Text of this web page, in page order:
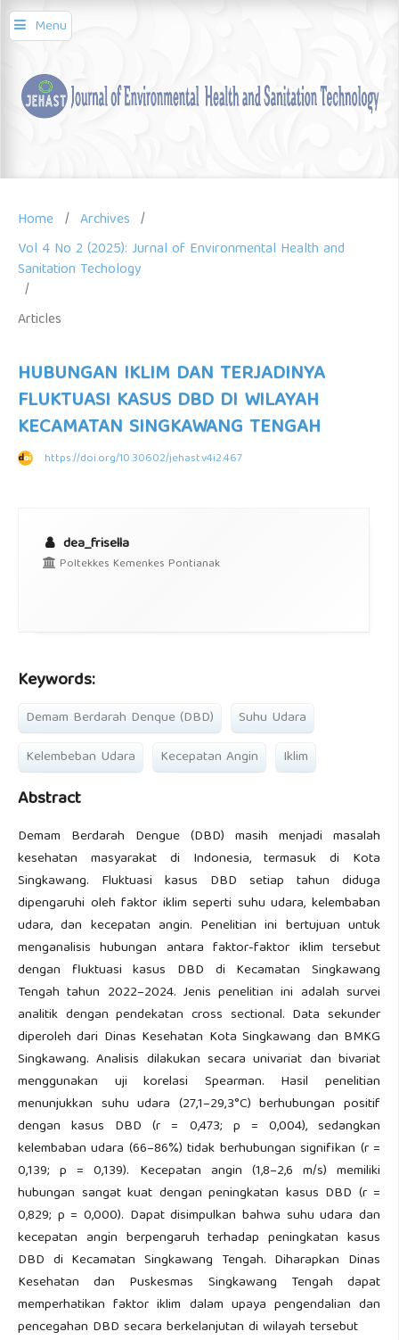
Menu
Home / Archives /
Vol 4 No 2 (2025): Jurnal of Environmental Health and
Sanitation Techology
/
Articles
HUBUNGAN IKLIM DAN TERJADINYA
FLUKTUASI KASUS DBD DI WILAYAH
KECAMATAN SINGKAWANG TENGAH
https://doi.org/10.30602/jehast.v4i2.467
dea_frisella
Poltekkes Kemenkes Pontianak
Keywords:
Demam Berdarah Denque (DBD)
Suhu Udara
Kelembeban Udara
Kecepatan Angin Iklim
Abstract
Demam Berdarah Dengue (DBD) masih menjadi masalah
kesehatan masyarakat di Indonesia, termasuk di Kota
Singkawang. Fluktuasi kasus DBD setiap tahun diduga
dipengaruhi oleh faktor iklim seperti suhu udara, kelembaban
udara, dan kecepatan angin. Penelitian ini bertujuan untuk
menganalisis hubungan antara faktor-faktor iklim tersebut
dengan fluktuasi kasus DBD di Kecamatan Singkawang
Tengah tahun 2022–2024. Jenis penelitian ini adalah survei
analitik dengan pendekatan cross sectional. Data sekunder
diperoleh dari Dinas Kesehatan Kota Singkawang dan BMKG
Singkawang. Analisis dilakukan secara univariat dan bivariat
menggunakan uji korelasi Spearman. Hasil penelitian
menunjukkan suhu udara (27,1–29,3°C) berhubungan positif
dengan kasus DBD (r = 0,473; p = 0,004), sedangkan
kelembaban udara (66–86%) tidak berhubungan signifikan (r =
0,139; p = 0,139). Kecepatan angin (1,8–2,6 m/s) memiliki
hubungan sangat kuat dengan peningkatan kasus DBD (r =
0,829; p = 0,000). Dapat disimpulkan bahwa suhu udara dan
kecepatan angin berpengaruh terhadap peningkatan kasus
DBD di Kecamatan Singkawang Tengah. Diharapkan Dinas
Kesehatan dan Puskesmas Singkawang Tengah dapat
memperhatikan faktor iklim dalam upaya pengendalian dan
pencegahan DBD secara berkelanjutan di wilayah tersebut